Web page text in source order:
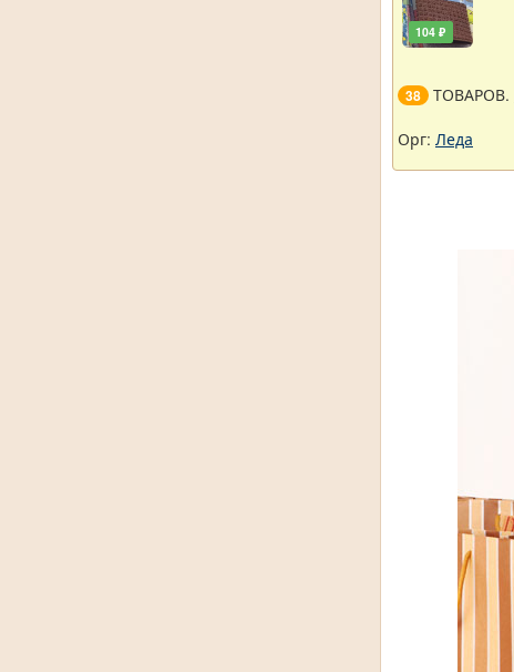
104 ₽
38 ТОВАРОВ.
Орг: Леда